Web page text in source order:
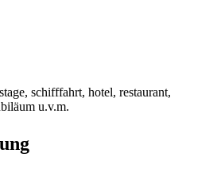
schifffahrt, hotel, restaurant,
u.v.m.